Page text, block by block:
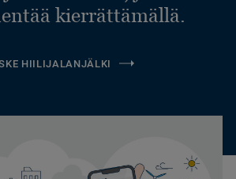
kierrättämällä.
HIILIJALANJÄLKI